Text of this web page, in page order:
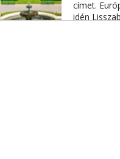
címet.
idén